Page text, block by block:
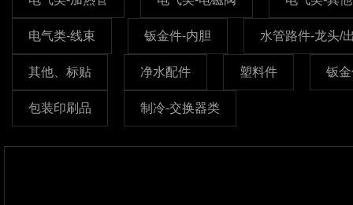
电气类-线束 钣金件-内胆 水管路件-龙头/
其他、标贴 净水配件 塑料件 钣
包装印刷品 制冷-交换器类